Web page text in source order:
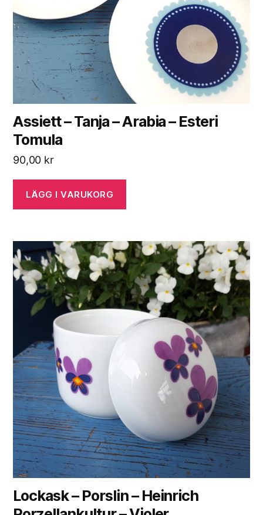
Assiett – Tanja – Arabia – Esteri
Tomula
90,00 kr
LÄGG I VARUKORG
Lockask – Porslin – Heinrich